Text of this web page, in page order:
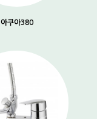
아쿠아380